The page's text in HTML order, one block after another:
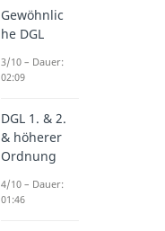
Gewöhnlic
he DGL
3/10 – Dauer:
02:09
DGL 1. & 2.
& höherer
Ordnung
4/10 – Dauer:
01:46